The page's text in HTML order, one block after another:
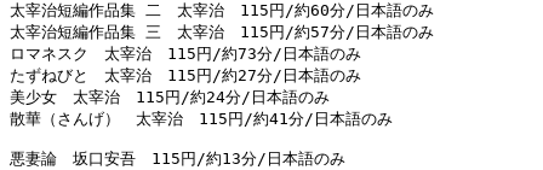
太宰治短編作品集 二　太宰治　115円/約60分/日本語のみ
太宰治短編作品集 三　太宰治　115円/約57分/日本語のみ
ロマネスク　太宰治　115円/約73分/日本語のみ
たずねびと　太宰治　115円/約27分/日本語のみ
美少女　太宰治　115円/約24分/日本語のみ
散華（さんげ）　太宰治　115円/約41分/日本語のみ
悪妻論　坂口安吾　115円/約13分/日本語のみ